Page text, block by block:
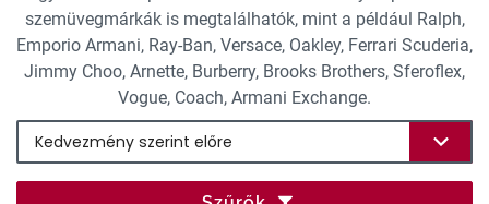
szemüvegmárkák is megtalálhatók, mint a például Ralph,
Emporio Armani, Ray-Ban, Versace, Oakley, Ferrari Scuderia,
Jimmy Choo, Arnette, Burberry, Brooks Brothers, Sferoflex,
Vogue, Coach, Armani Exchange.